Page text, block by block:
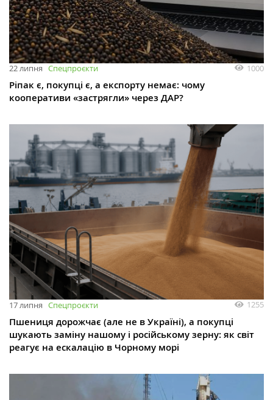
22 липня Спецпроєкти 1000
Ріпак є, покупці є, а експорту немає: чому
кооперативи «застрягли» через ДАР?
17 липня Спецпроєкти 1255
Пшениця дорожчає (але не в Україні), а покупці
шукають заміну нашому і російському зерну: як світ
реагує на ескалацію в Чорному морі